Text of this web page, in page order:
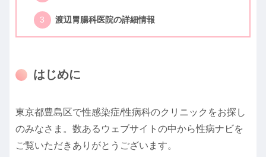
渡辺胃腸科医院の詳細情報
はじめに
東京都豊島区で性感染症/性病科のクリニックをお探し
のみなさま。数あるウェブサイトの中から性病ナビを
ご覧いただきありがとうございます。